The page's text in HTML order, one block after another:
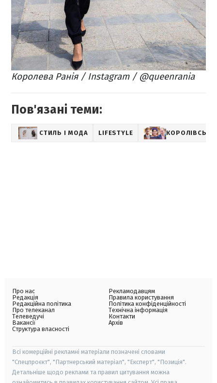
Королева Ранія / Instagram / @queenrania
Пов'язані теми:
СТИЛЬ І МОДА LIFESTYLE КОРОЛІВСЬКА
Про нас
Редакція
Редакційна політика
Про телеканал
Телеведучі
Вакансії
Структура власності
Рекламодавцям
Правила користування
Політика конфіденційності
Технічна інформація
Контакти
Архів
Всі комерційні рекламні матеріали позначені словами
"Спецпроєкт", "Партнерський матеріал", "Експерт", "Позиція".
Детальніше щодо реклами та правил цитування можна